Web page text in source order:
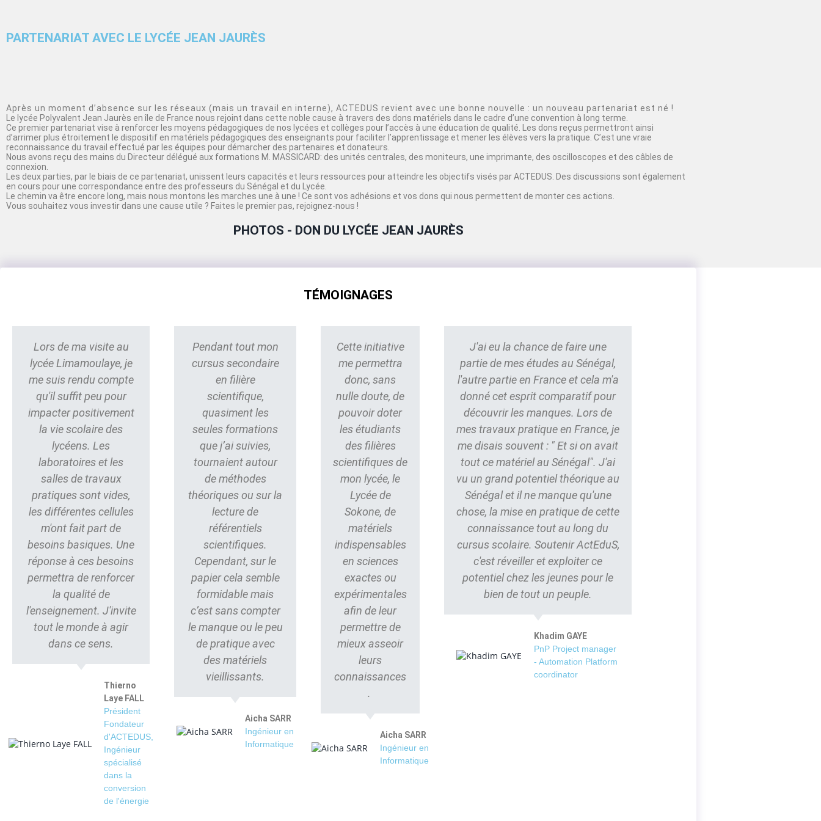
PARTENARIAT AVEC LE LYCÉE JEAN JAURÈS
Après un moment d’absence sur les réseaux (mais un travail en interne), ACTEDUS revient avec une bonne nouvelle : un nouveau partenariat est né !
Le lycée Polyvalent Jean Jaurès en île de France nous rejoint dans cette noble cause à travers des dons matériels dans le cadre d’une convention à long terme.
Ce premier partenariat vise à renforcer les moyens pédagogiques de nos lycées et collèges pour l’accès à une éducation de qualité. Les dons reçus permettront ainsi
d’arrimer plus étroitement le dispositif en matériels pédagogiques des enseignants pour faciliter l’apprentissage et mener les élèves vers la pratique. C’est une vraie
reconnaissance du travail effectué par les équipes pour démarcher des partenaires et donateurs.
Nous avons reçu des mains du Directeur délégué aux formations M. MASSICARD: des unités centrales, des moniteurs, une imprimante, des oscilloscopes et des câbles de
connexion.
Les deux parties, par le biais de ce partenariat, unissent leurs capacités et leurs ressources pour atteindre les objectifs visés par ACTEDUS. Des discussions sont également
en cours pour une correspondance entre des professeurs du Sénégal et du Lycée.
Le chemin va être encore long, mais nous montons les marches une à une ! Ce sont vos adhésions et vos dons qui nous permettent de monter ces actions.
Vous souhaitez vous investir dans une cause utile ? Faites le premier pas, rejoignez-nous !
PHOTOS - DON DU LYCÉE JEAN JAURÈS
TÉMOIGNAGES
Lors de ma visite au
lycée Limamoulaye, je
me suis rendu compte
qu'il suffit peu pour
impacter positivement
la vie scolaire des
lycéens. Les
laboratoires et les
salles de travaux
pratiques sont vides,
les différentes cellules
m'ont fait part de
besoins basiques. Une
réponse à ces besoins
permettra de renforcer
la qualité de
l'enseignement. J'invite
tout le monde à agir
dans ce sens.
Thierno
Laye FALL
Président
Fondateur
d'ACTEDUS,
Ingénieur
spécialisé
dans la
conversion
de l'énergie
Pendant tout mon
cursus secondaire
en filière
scientifique,
quasiment les
seules formations
que j’ai suivies,
tournaient autour
de méthodes
théoriques ou sur la
lecture de
référentiels
scientifiques.
Cependant, sur le
papier cela semble
formidable mais
c’est sans compter
le manque ou le peu
de pratique avec
des matériels
vieillissants.
Aicha SARR
Ingénieur en
Informatique
Cette initiative
me permettra
donc, sans
nulle doute, de
pouvoir doter
les étudiants
des filières
scientifiques de
mon lycée, le
Lycée de
Sokone, de
matériels
indispensables
en sciences
exactes ou
expérimentales
afin de leur
permettre de
mieux asseoir
leurs
connaissances
.
Aicha SARR
Ingénieur en
Informatique
J'ai eu la chance de faire une
partie de mes études au Sénégal,
l'autre partie en France et cela m'a
donné cet esprit comparatif pour
découvrir les manques. Lors de
mes travaux pratique en France, je
me disais souvent : " Et si on avait
tout ce matériel au Sénégal". J'ai
vu un grand potentiel théorique au
Sénégal et il ne manque qu'une
chose, la mise en pratique de cette
connaissance tout au long du
cursus scolaire. Soutenir ActEduS,
c'est réveiller et exploiter ce
potentiel chez les jeunes pour le
bien de tout un peuple.
Khadim GAYE
PnP Project manager
- Automation Platform
coordinator